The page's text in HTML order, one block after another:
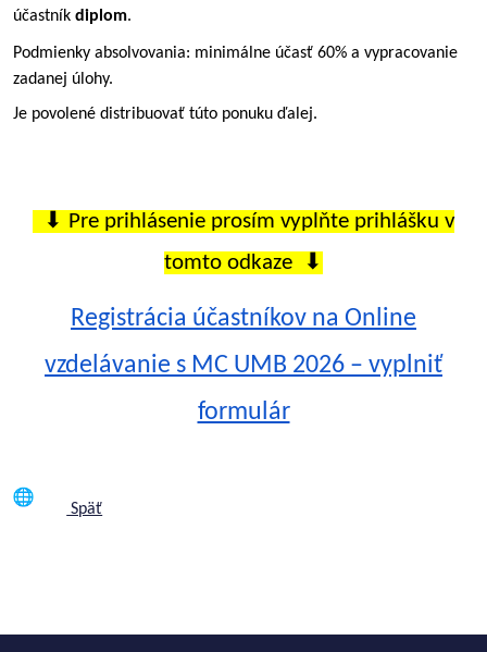
účastník diplom.
Podmienky absolvovania: minimálne účasť 60% a vypracovanie
zadanej úlohy.
Je povolené distribuovať túto ponuku ďalej.
⬇ Pre prihlásenie prosím vyplňte prihlášku v
tomto odkaze ⬇
Registrácia účastníkov na Online
vzdelávanie s MC UMB 2026 – vyplniť
formulár
Späť